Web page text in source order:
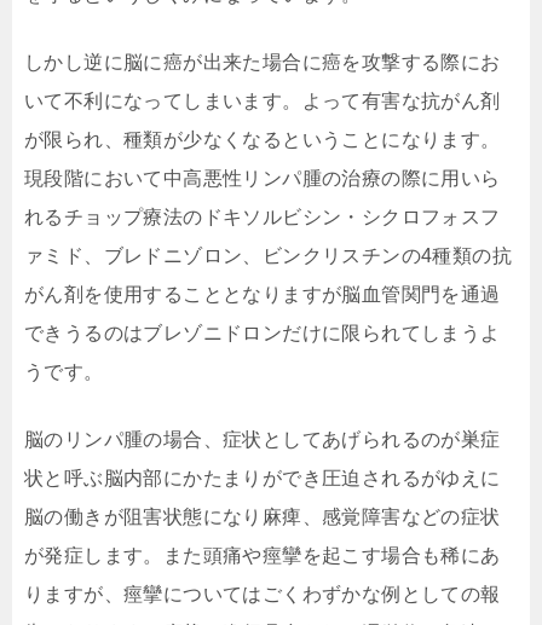
しかし逆に脳に癌が出来た場合に癌を攻撃する際にお
いて不利になってしまいます。よって有害な抗がん剤
が限られ、種類が少なくなるということになります。
現段階において中高悪性リンパ腫の治療の際に用いら
れるチョップ療法のドキソルビシン・シクロフォスフ
ァミド、ブレドニゾロン、ビンクリスチンの4種類の抗
がん剤を使用することとなりますが脳血管関門を通過
できうるのはブレゾニドロンだけに限られてしまうよ
うです。
脳のリンパ腫の場合、症状としてあげられるのが巣症
状と呼ぶ脳内部にかたまりができ圧迫されるがゆえに
脳の働きが阻害状態になり麻痺、感覚障害などの症状
が発症します。また頭痛や痙攣を起こす場合も稀にあ
りますが、痙攣についてはごくわずかな例としての報